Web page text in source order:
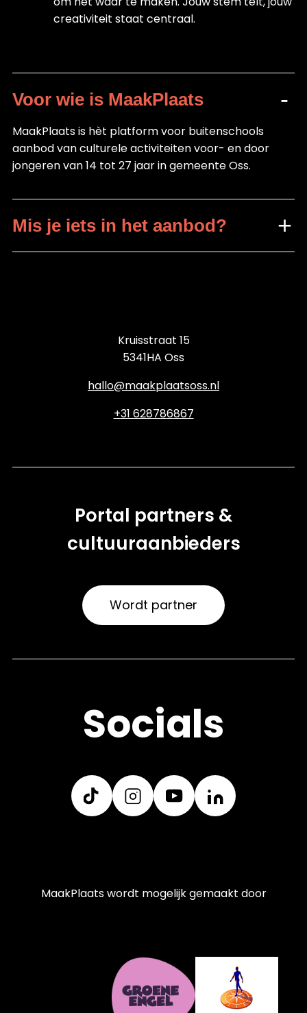
creativiteit staat centraal.
Voor wie is MaakPlaats
MaakPlaats is hèt platform voor buitenschools
aanbod van culturele activiteiten voor- en door
jongeren van 14 tot 27 jaar in gemeente Oss.
Mis je iets in het aanbod?
Kruisstraat 15
5341HA Oss
hallo@maakplaatsoss.nl
+31 628786867
Portal partners &
cultuuraanbieders
Wordt partner
Socials
MaakPlaats wordt mogelijk gemaakt door